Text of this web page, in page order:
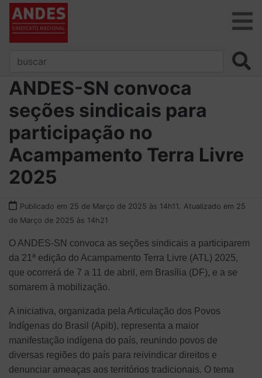
ANDES-SN convoca
seções sindicais para
participação no
Acampamento Terra Livre
2025
Publicado em 25 de Março de 2025 às 14h11.
Atualizado em 25
de Março de 2025 às 14h21
O ANDES-SN convoca as seções sindicais a participarem
da 21ª edição do Acampamento Terra Livre (ATL) 2025,
que ocorrerá de 7 a 11 de abril, em Brasília (DF), e a se
somarem à mobilização.
A iniciativa, organizada pela Articulação dos Povos
Indígenas do Brasil (Apib), representa a maior
manifestação indígena do país, reunindo povos de
diversas regiões do país para reivindicar direitos e
denunciar ameaças aos territórios tradicionais. O tema